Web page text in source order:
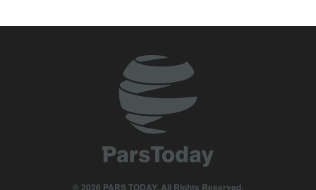
Foreign Affairs: AS Harus Tinggalkan Asia Barat
Mengapa Lobi Zionis di Amerika Tidak Lagi Seefektif Dulu?
Anggota Kongres AS Khawatirkan Dampak Menipisnya Rudal
Sanders: Trump Berbahaya Seret AS dalam Perang yang
Menghancurkan© 2026 PARS TODAY. All Rights Reserved.